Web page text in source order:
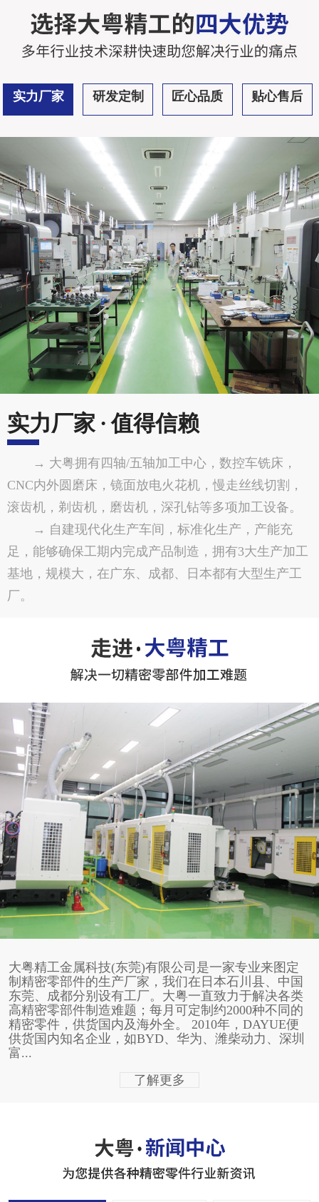
实力厂家 研发定制 匠心品质 贴心售后
实力厂家 · 值得信赖
→ 大粤拥有四轴/五轴加工中心，数控车铣床，
CNC内外圆磨床，镜面放电火花机，慢走丝线切割，
滚齿机，剃齿机，磨齿机，深孔钻等多项加工设备。
→ 自建现代化生产车间，标准化生产，产能充
足，能够确保工期内完成产品制造，拥有3大生产加工
基地，规模大，在广东、成都、日本都有大型生产工
厂。
大粤精工金属科技(东莞)有限公司是一家专业来图定
制精密零部件的生产厂家，我们在日本石川县、中国
东莞、成都分别设有工厂。大粤一直致力于解决各类
高精密零部件制造难题；每月可定制约2000种不同的
精密零件，供货国内及海外全。 2010年，DAYUE便
供货国内知名企业，如BYD、华为、潍柴动力、深圳
富...
了解更多